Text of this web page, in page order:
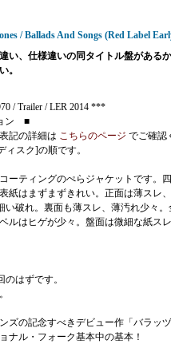
/ Ballads And Songs (Red Label
い、仕様違いの同タイトル盤がある
。
/ Trailer / LER 2014 ***
ン ■
記の詳細は こちらのページ でご確認
ィスク]の順です。
ーティングのぺらジャケットです。
紙はまずまずきれい。正面は薄スレ
い破れ。裏面も薄スレ、薄汚れ少々。
ルはヒゲが少々。盤面は微細な紙スレ
のはずです。
ズの記念すべきデビュー作「バラッ
ナル・フォーク基本中の基本！